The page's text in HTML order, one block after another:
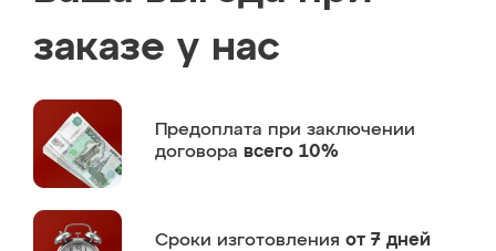
заказе у нас
Предоплата при заключении
договора всего 10%
Сроки изготовления от 7 дней